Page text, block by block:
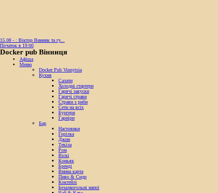
15.08 - : Віктор Винник та гу...
Початок в 19:00
Docker pub Вінниця
Афіша
Меню
Docker Pub Vinnytsia
Кухня
Салати
Холодні стартери
Гарячі закуски
Гарячі страви
Страви з риби
Сети на всіх
Бургери
Гарніри
Бар
Настоянки
Горілка
Джин
Текіла
Ром
Віскі
Коньяк
Бренді
Винна карта
Пиво & Сидр
Коктейлі
Безалкогольні напої